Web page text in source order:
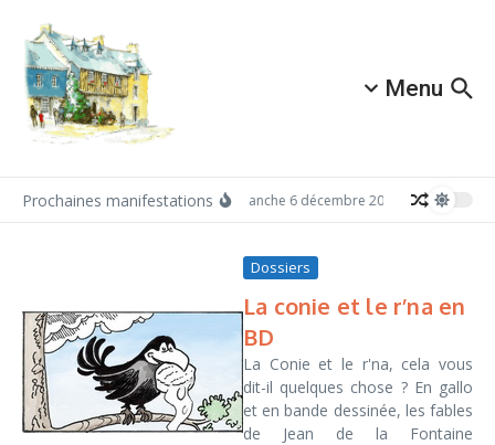
Menu
Prochaines manifestations Dimanche 6 décembre 2026: Redécouvrez
Dossiers
La conie et le r’na en
BD
La Conie et le r'na, cela vous
dit-il quelques chose ? En gallo
et en bande dessinée, les fables
de Jean de la Fontaine